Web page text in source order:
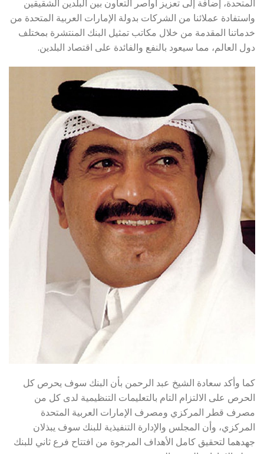
المتحدة، إضافة إلى تعزيز أواصر التعاون بين البلدين الشقيقين
واستفادة عملائنا من الشركات بدولة الإمارات العربية المتحدة من
خدماتنا المقدمة من خلال مكاتب تمثيل البنك المنتشرة بمختلف
دول العالم، مما سيعود بالنفع والفائدة على اقتصاد البلدين.
كما وأكد سعادة الشيخ عبد الرحمن بأن البنك سوف يحرص كل
الحرص على الالتزام التام بالتعليمات التنظيمية لدى كل من
مصرف قطر المركزي ومصرف الإمارات العربية المتحدة
المركزي، وأن المجلس والإدارة التنفيذية للبنك سوف يبذلان
جهدهما لتحقيق كامل الأهداف المرجوة من افتتاح فرع ثاني للبنك